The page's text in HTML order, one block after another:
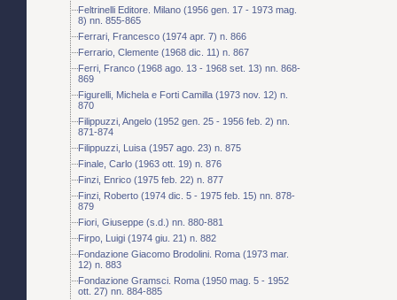
Feltrinelli Editore. Milano (1956 gen. 17 - 1973 mag.
8) nn. 855-865
Ferrari, Francesco (1974 apr. 7) n. 866
Ferrario, Clemente (1968 dic. 11) n. 867
Ferri, Franco (1968 ago. 13 - 1968 set. 13) nn. 868-
869
Figurelli, Michela e Forti Camilla (1973 nov. 12) n.
870
Filippuzzi, Angelo (1952 gen. 25 - 1956 feb. 2) nn.
871-874
Filippuzzi, Luisa (1957 ago. 23) n. 875
Finale, Carlo (1963 ott. 19) n. 876
Finzi, Enrico (1975 feb. 22) n. 877
Finzi, Roberto (1974 dic. 5 - 1975 feb. 15) nn. 878-
879
Fiori, Giuseppe (s.d.) nn. 880-881
Firpo, Luigi (1974 giu. 21) n. 882
Fondazione Giacomo Brodolini. Roma (1973 mar.
12) n. 883
Fondazione Gramsci. Roma (1950 mag. 5 - 1952
ott. 27) nn. 884-885